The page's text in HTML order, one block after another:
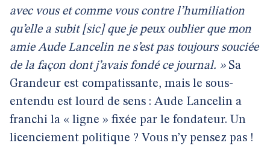
avec vous et comme vous contre l’humiliation
qu’elle a subit [sic] que je peux oublier que mon
amie Aude Lancelin ne s’est pas toujours souciée
de la façon dont j’avais fondé ce journal. »Sa
Grandeur est compatissante, mais le sous-
entendu est lourd de sens : Aude Lancelin a
franchi la « ligne » fixée par le fondateur. Un
licenciement politique ? Vous n’y pensez pas !